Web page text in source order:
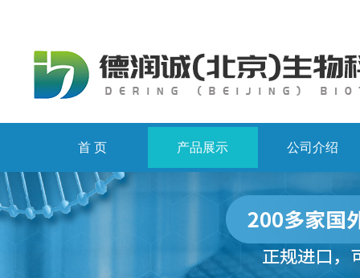
首 页 产品展示 公司介绍